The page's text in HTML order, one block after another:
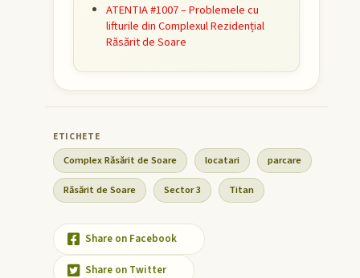
ATENTIA #1007 – Problemele cu
lifturile din Complexul Rezidențial
Răsărit de Soare
Complex Răsărit de Soare locatari parcare
Răsărit de Soare Sector 3 Titan
Share on Facebook
Share on Twitter